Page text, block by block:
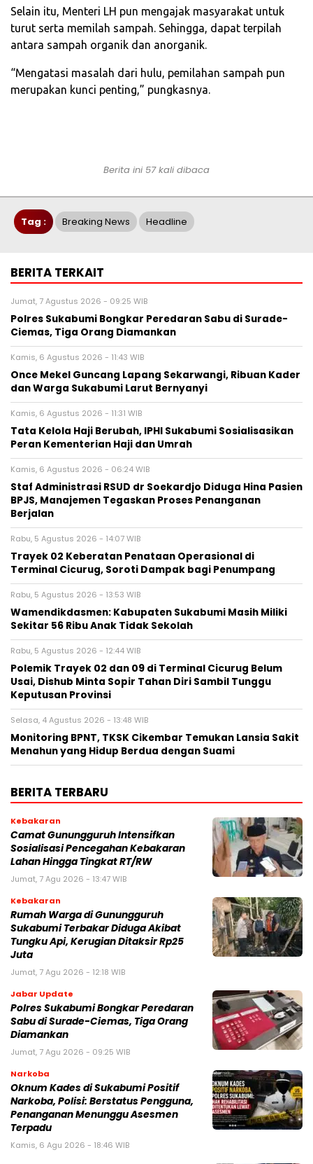
Selain itu, Menteri LH pun mengajak masyarakat untuk
turut serta memilah sampah. Sehingga, dapat terpilah
antara sampah organik dan anorganik.
“Mengatasi masalah dari hulu, pemilahan sampah pun
merupakan kunci penting,” pungkasnya.
Berita ini 57 kali dibaca
Tag : Breaking News Headline
BERITA TERKAIT
Jumat, 7 Agustus 2026 - 09:25 WIB
Polres Sukabumi Bongkar Peredaran Sabu di Surade-
Ciemas, Tiga Orang Diamankan
Kamis, 6 Agustus 2026 - 11:43 WIB
Once Mekel Guncang Lapang Sekarwangi, Ribuan Kader
dan Warga Sukabumi Larut Bernyanyi
Kamis, 6 Agustus 2026 - 11:31 WIB
Tata Kelola Haji Berubah, IPHI Sukabumi Sosialisasikan
Peran Kementerian Haji dan Umrah
Kamis, 6 Agustus 2026 - 06:24 WIB
Staf Administrasi RSUD dr Soekardjo Diduga Hina Pasien
BPJS, Manajemen Tegaskan Proses Penanganan
Berjalan
Rabu, 5 Agustus 2026 - 14:07 WIB
‎Trayek 02 Keberatan Penataan Operasional di
Terminal Cicurug, Soroti Dampak bagi Penumpang
Rabu, 5 Agustus 2026 - 13:53 WIB
Wamendikdasmen: Kabupaten Sukabumi Masih Miliki
Sekitar 56 Ribu Anak Tidak Sekolah
Rabu, 5 Agustus 2026 - 12:44 WIB
Polemik Trayek 02 dan 09 di Terminal Cicurug Belum
Usai, Dishub Minta Sopir Tahan Diri Sambil Tunggu
Keputusan Provinsi
Selasa, 4 Agustus 2026 - 13:48 WIB
‎Monitoring BPNT, TKSK Cikembar Temukan Lansia Sakit
Menahun yang Hidup Berdua dengan Suami
BERITA TERBARU
Kebakaran
‎‎Camat Gunungguruh Intensifkan
Sosialisasi Pencegahan Kebakaran
Lahan Hingga Tingkat RT/RW‎
Jumat, 7 Agu 2026 - 13:47 WIB
Kebakaran
‎Rumah Warga di Gunungguruh
Sukabumi Terbakar Diduga Akibat
Tungku Api, Kerugian Ditaksir Rp25
Juta
Jumat, 7 Agu 2026 - 12:18 WIB
Jabar Update
Polres Sukabumi Bongkar Peredaran
Sabu di Surade-Ciemas, Tiga Orang
Diamankan
Jumat, 7 Agu 2026 - 09:25 WIB
Narkoba
Oknum Kades di Sukabumi Positif
Narkoba, Polisi: Berstatus Pengguna,
Penanganan Menunggu Asesmen
Terpadu
Kamis, 6 Agu 2026 - 18:46 WIB